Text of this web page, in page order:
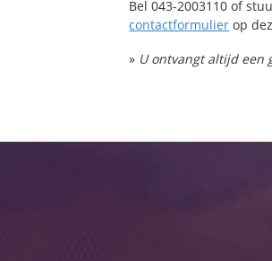
Bel 043-2003110 of
contactformulier op
» U ontvangt altijd een